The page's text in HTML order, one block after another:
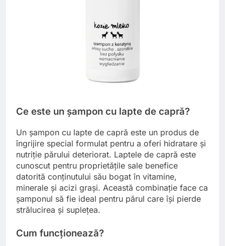
Ce este un șampon cu lapte de capră?
Un șampon cu lapte de capră este un produs de
îngrijire special formulat pentru a oferi hidratare și
nutriție părului deteriorat. Laptele de capră este
cunoscut pentru proprietățile sale benefice
datorită conținutului său bogat în vitamine,
minerale și acizi grași. Această combinație face ca
șamponul să fie ideal pentru părul care își pierde
strălucirea și suplețea.
Cum funcționează?